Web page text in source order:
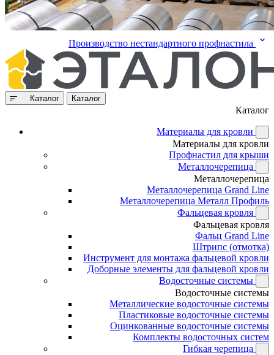
Производство нестандартного профнастила
Каталог Каталог
Каталог
Материалы для кровли
Материалы для кровли
Профнастил для крыши
Металлочерепица
Металлочерепица
Металлочерепица Grand Line
Металлочерепица Металл Профиль
Фальцевая кровля
Фальцевая кровля
Фальц Grand Line
Штрипс (отмотка)
Инструмент для монтажа фальцевой кровли
Доборные элементы для фальцевой кровли
Водосточные системы
Водосточные системы
Металлические водосточные системы
Пластиковые водосточные системы
Оцинкованные водосточные системы
Комплекты водосточных систем
Гибкая черепица